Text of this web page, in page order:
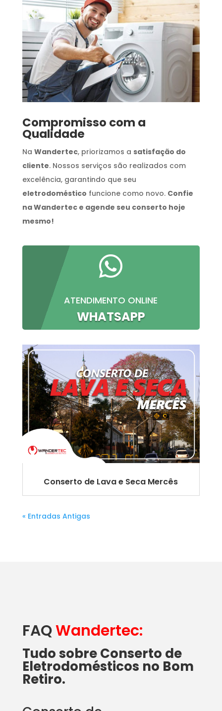
Compromisso com a
Qualidade
Na Wandertec, priorizamos a satisfação do
cliente. Nossos serviços são realizados com
excelência, garantindo que seu
eletrodoméstico funcione como novo. Confie
na Wandertec e agende seu conserto hoje
mesmo!

ATENDIMENTO ONLINE
WHATSAPP
Conserto de Lava e Seca Mercês
« Entradas Antigas
FAQWandertec:
Tudo sobre Conserto de
Eletrodomésticos no Bom
Retiro.